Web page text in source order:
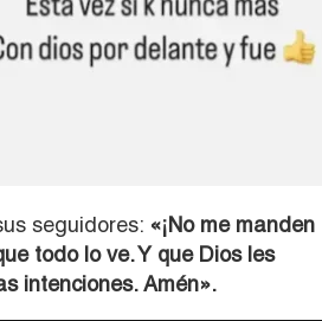
seguidores: «¡No me manden
todo lo ve. Y que Dios les
intenciones. Amén».